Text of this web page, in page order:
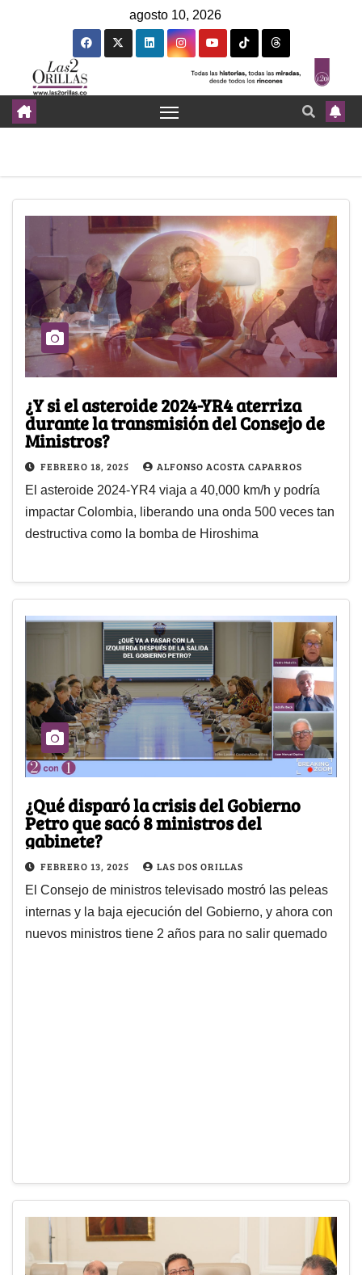
agosto 10, 2026
¿Y si el asteroide 2024-YR4 aterriza
durante la transmisión del Consejo de
Ministros?
FEBRERO 18, 2025 ALFONSO ACOSTA CAPARROS
El asteroide 2024-YR4 viaja a 40,000 km/h y podría
impactar Colombia, liberando una onda 500 veces tan
destructiva como la bomba de Hiroshima
¿Qué disparó la crisis del Gobierno
Petro que sacó 8 ministros del
gabinete?
FEBRERO 13, 2025 LAS DOS ORILLAS
El Consejo de ministros televisado mostró las peleas
internas y la baja ejecución del Gobierno, y ahora con
nuevos ministros tiene 2 años para no salir quemado